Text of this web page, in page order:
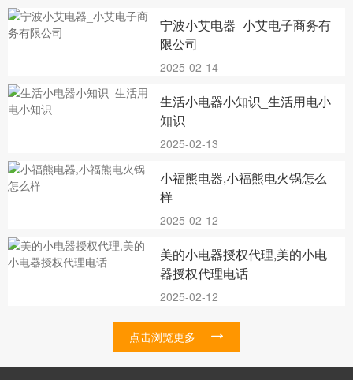
宁波小艾电器_小艾电子商务有
限公司
2025-02-14
生活小电器小知识_生活用电小
知识
2025-02-13
小福熊电器,小福熊电火锅怎么
样
2025-02-12
美的小电器授权代理,美的小电
器授权代理电话
2025-02-12
点击浏览更多